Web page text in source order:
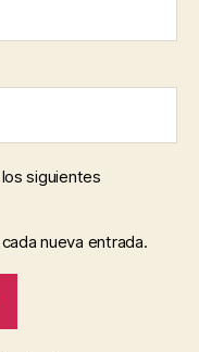
siguientes
nueva entrada.